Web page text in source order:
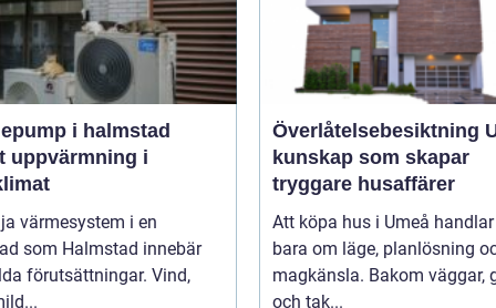
i halmstad
uppvärmning i
värmesystem i en
som Halmstad innebär
förutsättningar. Vind,
Överlåtelsebesiktning
kunskap som skapar
tryggare husaffärer
Att köpa hus i Umeå
bara om läge, planlösning
magkänsla. Bakom väggar,
och tak...